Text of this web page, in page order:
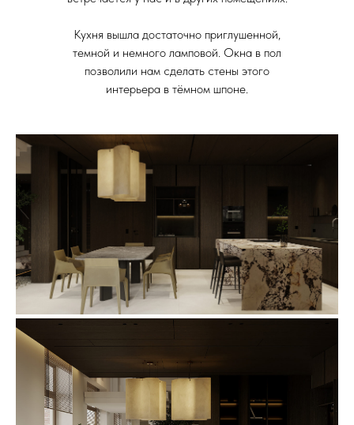
Кухня вышла достаточно приглушенной,
темной и немного ламповой. Окна в пол
позволили нам сделать стены этого
интерьера в тёмном шпоне.